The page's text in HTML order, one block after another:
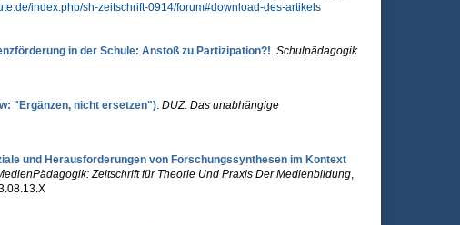
index.php/sh-zeitschrift-0914/forum#download-des-artikels
in der Schule: Anstoß zu Partizipation?!. Schulpädagogik
"Ergänzen, nicht ersetzen"). DUZ. Das unabhängige
und Herausforderungen von Forschungssynthesen im Kontext
Zeitschrift für Theorie Und Praxis Der Medienbildung,